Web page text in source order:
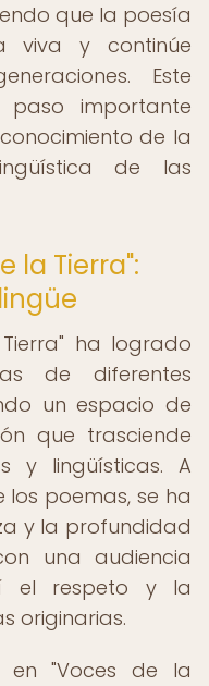
que la poesía
viva y continúe
Este
importante
de la
de las
la Tierra":
ha logrado
de diferentes
un espacio de
que trasciende
y lingüísticas. A
poemas, se ha
y la profundidad
una audiencia
el respeto y la
originarias.
"Voces de la